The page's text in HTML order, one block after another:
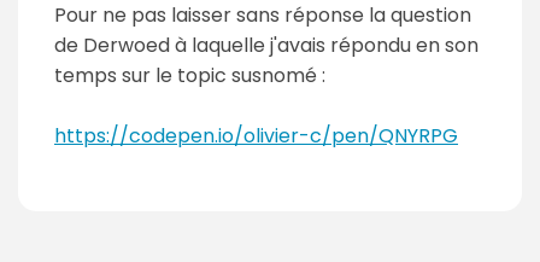
Pour ne pas laisser sans réponse la question
de Derwoed à laquelle j'avais répondu en son
temps sur le topic susnomé :
https://codepen.io/olivier-c/pen/QNYRPG